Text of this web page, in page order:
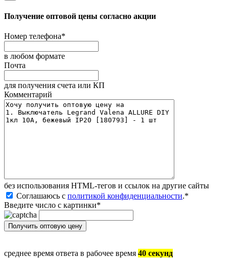
Получение оптовой цены согласно акции
Номер телефона*
в любом формате
Почта
для получения счета или КП
Комментарий
без иcпользования HTML-тегов и ссылок на другие сайты
Соглашаюсь с политикой конфиденциальности.*
Введите число с картинки*
среднее время ответа в рабочее время 40 секунд